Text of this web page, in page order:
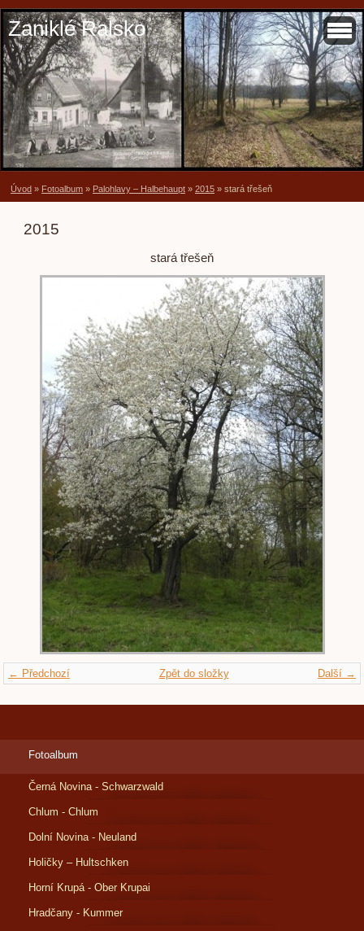
Zaniklé Ralsko
Úvod » Fotoalbum » Palohlavy – Halbehaupt » 2015 » stará třešeň
2015
stará třešeň
← Předchozí Další →
Zpět do složky
Fotoalbum
Černá Novina - Schwarzwald
Chlum - Chlum
Dolní Novina - Neuland
Holičky – Hultschken
Horní Krupá - Ober Krupai
Hradčany - Kummer